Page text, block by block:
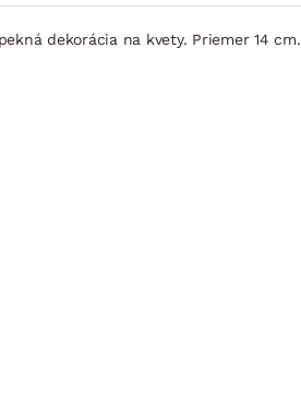
dekorácia na kvety. Priemer 14 cm.